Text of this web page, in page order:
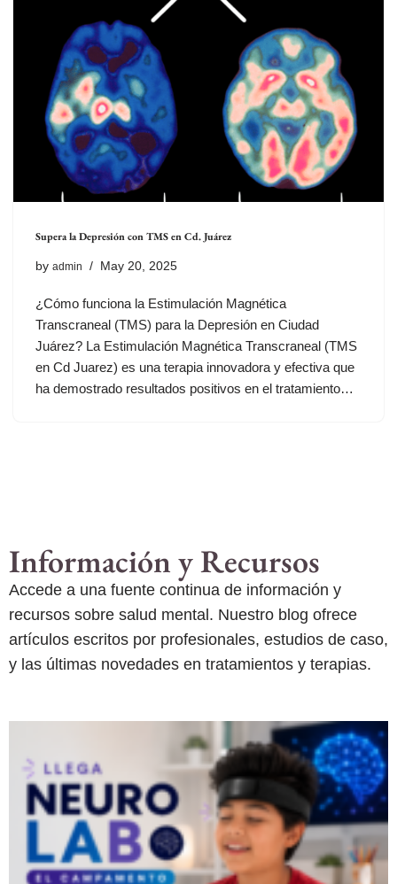
Supera la Depresión con TMS en Cd. Juárez
by admin May 20, 2025
¿Cómo funciona la Estimulación Magnética
Transcraneal (TMS) para la Depresión en Ciudad
Juárez? La Estimulación Magnética Transcraneal (TMS
en Cd Juarez) es una terapia innovadora y efectiva que
ha demostrado resultados positivos en el tratamiento…
Información y Recursos
Accede a una fuente continua de información y
recursos sobre salud mental. Nuestro blog ofrece
artículos escritos por profesionales, estudios de caso,
y las últimas novedades en tratamientos y terapias.